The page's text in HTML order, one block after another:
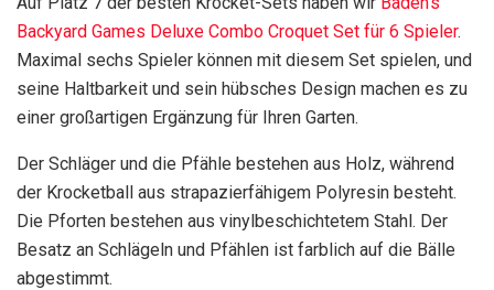
Backyard Games Deluxe Combo Croquet Set für 6 Spieler.
Maximal sechs Spieler können mit diesem Set spielen, und
seine Haltbarkeit und sein hübsches Design machen es zu
einer großartigen Ergänzung für Ihren Garten.
Der Schläger und die Pfähle bestehen aus Holz, während
der Krocketball aus strapazierfähigem Polyresin besteht.
Die Pforten bestehen aus vinylbeschichtetem Stahl. Der
Besatz an Schlägeln und Pfählen ist farblich auf die Bälle
abgestimmt.